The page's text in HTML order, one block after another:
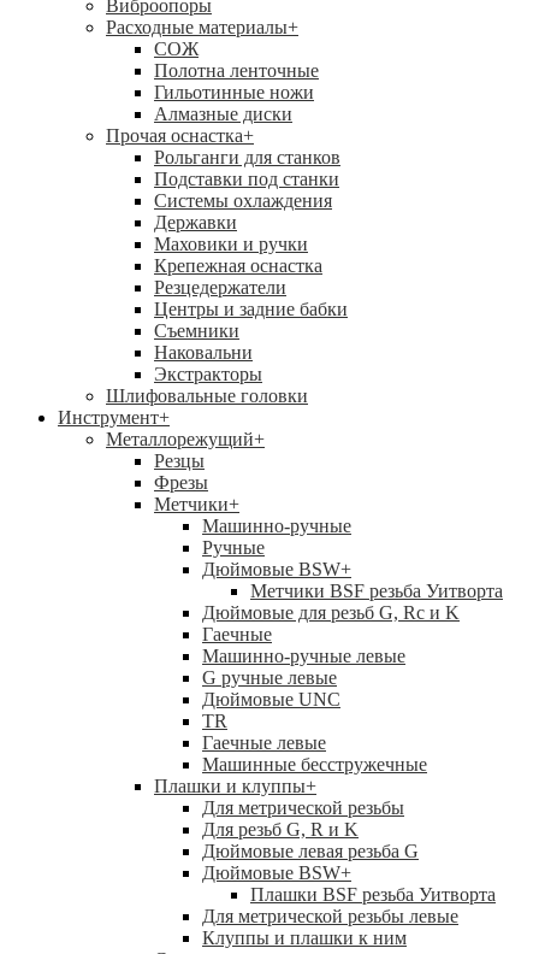
Виброопоры
Расходные материалы+
СОЖ
Полотна ленточные
Гильотинные ножи
Алмазные диски
Прочая оснастка+
Рольганги для станков
Подставки под станки
Системы охлаждения
Державки
Маховики и ручки
Крепежная оснастка
Резцедержатели
Центры и задние бабки
Съемники
Наковальни
Экстракторы
Шлифовальные головки
Инструмент+
Металлорежущий+
Резцы
Фрезы
Метчики+
Машинно-ручные
Ручные
Дюймовые BSW+
Метчики BSF резьба Уитворта
Дюймовые для резьб G, Rc и K
Гаечные
Машинно-ручные левые
G ручные левые
Дюймовые UNC
TR
Гаечные левые
Машинные бесстружечные
Плашки и клуппы+
Для метрической резьбы
Для резьб G, R и K
Дюймовые левая резьба G
Дюймовые BSW+
Плашки BSF резьба Уитворта
Для метрической резьбы левые
Клуппы и плашки к ним